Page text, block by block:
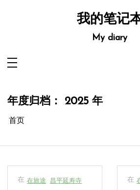
我的笔记
My diary
年度归档： 2025 年
首页
在 在旅途 昌平延寿寺 在